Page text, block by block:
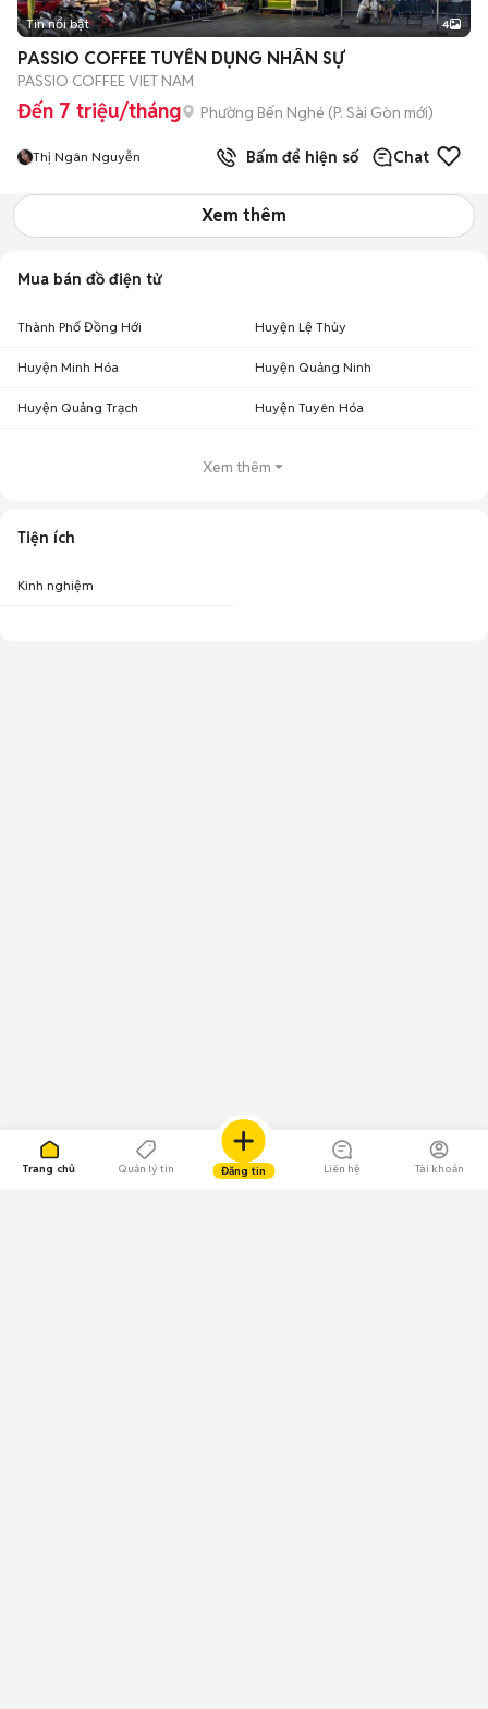
Trang chủ Quản lý tin Đăng tin Liên hệ Tài khoản
Tin nổi bật 4
PASSIO COFFEE TUYỂN DỤNG NHÂN SỰ
PASSIO COFFEE VIET NAM
Đến 7 triệu/tháng Phường Bến Nghé (P. Sài Gòn mới)
Thị Ngân Nguyễn Bấm để hiện số Chat
Xem thêm
Mua bán đồ điện tử
Thành Phố Đồng Hới Huyện Lệ Thủy
Huyện Minh Hóa Huyện Quảng Ninh
Huyện Quảng Trạch Huyện Tuyên Hóa
Xem thêm
Tiện ích
Kinh nghiệm